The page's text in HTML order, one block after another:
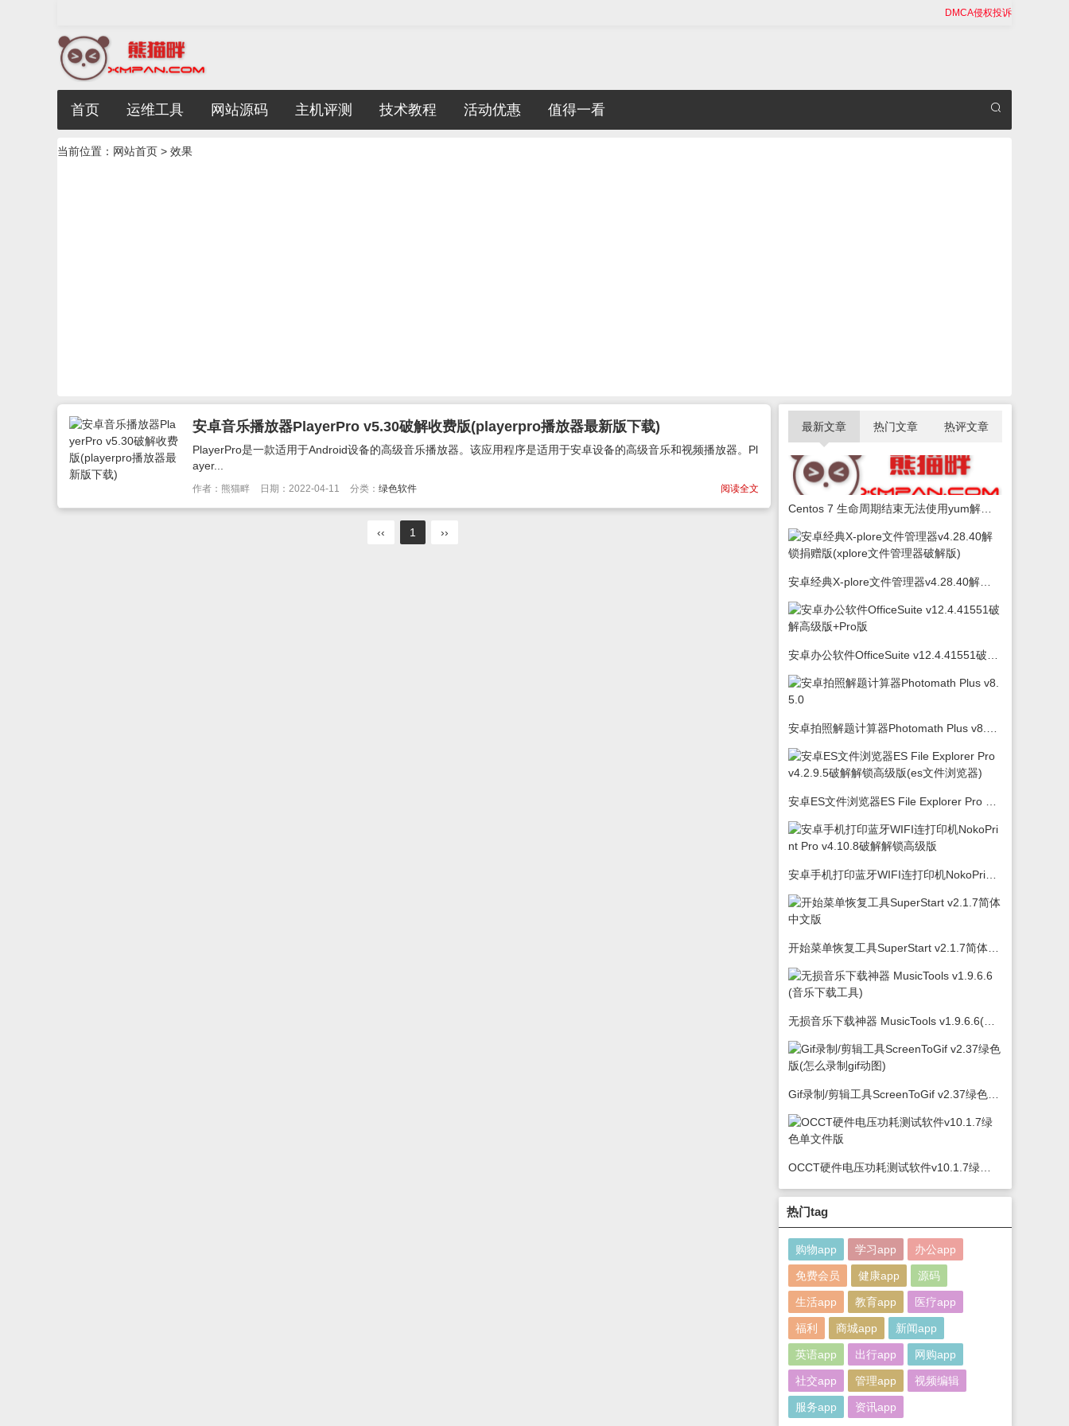
DMCA侵权投诉
首页 运维工具 网站源码 主机评测 技术教程 活动优惠 值得一看
当前位置： 网站首页 > 效果
安卓音乐播放器PlayerPro v5.30破解收费版(playerpro播放器最新版下载)
PlayerPro是一款适用于Android设备的高级音乐播放器。该应用程序是适用于安卓设备的高级音乐和视频播放器。Pl
ayer...
阅读全文
作者：熊猫畔 日期：2022-04-11 分类： 绿色软件
‹‹ 1 ››
最新文章 热门文章 热评文章
热门tag
购物app 学习app 办公app
免费会员 健康app 源码
生活app 教育app 医疗app
福利 商城app 新闻app
英语app 出行app 网购app
社交app 管理app 视频编辑
服务app 资讯app